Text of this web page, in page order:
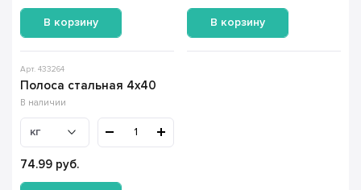
В корзину В корзину
Арт. 433264
Полоса стальная 4х40
В наличии
кг
74.99 руб.